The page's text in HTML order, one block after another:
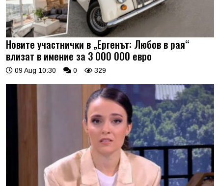
Новите участнички в „Ергенът: Любов в рая“
влизат в имение за 3 000 000 евро
09 Aug 10:30 0 329